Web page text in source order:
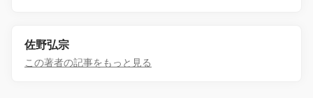
佐野弘宗
この著者の記事をもっと見る